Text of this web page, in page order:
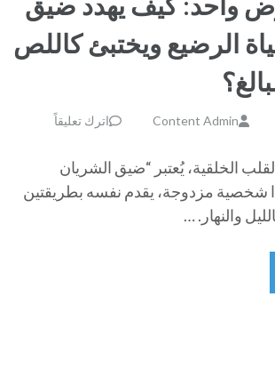
الرضيع ويختبئ كاللص
Content Admin اترك تعليقاً
الخلقية، يُعتبر “ضيق الشريان
شخصية مزدوجة، يقدم نفسه بطريقتين
والنهار. …